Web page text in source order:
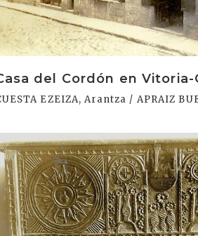
del Cordón en Vitoria-
EZEIZA, Arantza / APRAIZ